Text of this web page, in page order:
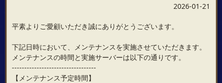
2026-01-21
平素よりご愛顧いただき誠にありがとうございます。
下記日時において、メンテナンスを実施させていただきます。
メンテナンスの時間と実施サーバーは以下の通りです。
----------------------------------
【メンテナンス予定時間】